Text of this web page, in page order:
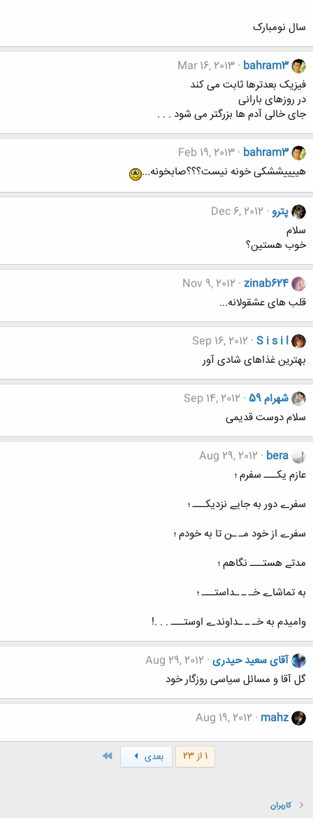
سال نومبارک
bahram3
Mar 16, 2013
فیزیک بعدترها ثابت می کند
در روزهای بارانی
جای خالی آدم ها بزرگتر می شود . . .
bahram3
Feb 19, 2013
هییییششکی خونه نیست؟؟؟صابخونه...
پترو Dec 6, 2012
سلام
خوب هستین؟
zinab624
Nov 9, 2012
قلب های عشقولانه...
S i s i l
Sep 16, 2012
بهترین غذاهای شادی آور
شهرام 59
Sep 14, 2012
سلام دوست قدیمی
bera
Aug 29, 2012
عازم يکـــ سفرم ؛
سفرے دور به جايے نزديکـــ ؛
سفرے از خود مـ ـن تا به خودم ؛
مدتے هستـــ نگاهم ؛
به تماشاے خـ ـ ـداستـــ ؛
واميدم به خـ ـ ـداوندے اوستـــ . . .!
آقای سعید حیدری Aug 29, 2012
گل آقا و مسائل سیاسی روزگار خود
mahz
Aug 19, 2012
1 از 23 بعدی
کاربران